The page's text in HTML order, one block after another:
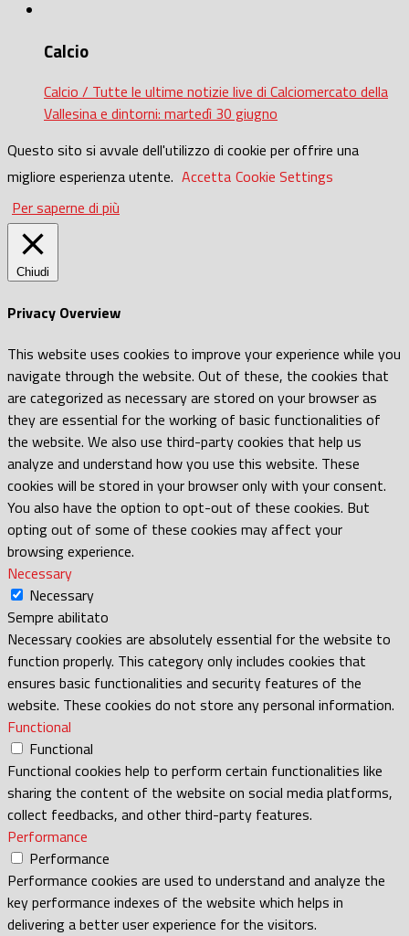
Calcio
Calcio / Tutte le ultime notizie live di Calciomercato della
Vallesina e dintorni: martedì 30 giugno
Questo sito si avvale dell'utilizzo di cookie per offrire una
migliore esperienza utente. Accetta Cookie Settings
Per saperne di più
Chiudi
Privacy Overview
This website uses cookies to improve your experience while you
navigate through the website. Out of these, the cookies that
are categorized as necessary are stored on your browser as
they are essential for the working of basic functionalities of
the website. We also use third-party cookies that help us
analyze and understand how you use this website. These
cookies will be stored in your browser only with your consent.
You also have the option to opt-out of these cookies. But
opting out of some of these cookies may affect your
browsing experience.
Necessary
Necessary
Sempre abilitato
Necessary cookies are absolutely essential for the website to
function properly. This category only includes cookies that
ensures basic functionalities and security features of the
website. These cookies do not store any personal information.
Functional
Functional
Functional cookies help to perform certain functionalities like
sharing the content of the website on social media platforms,
collect feedbacks, and other third-party features.
Performance
Performance
Performance cookies are used to understand and analyze the
key performance indexes of the website which helps in
delivering a better user experience for the visitors.